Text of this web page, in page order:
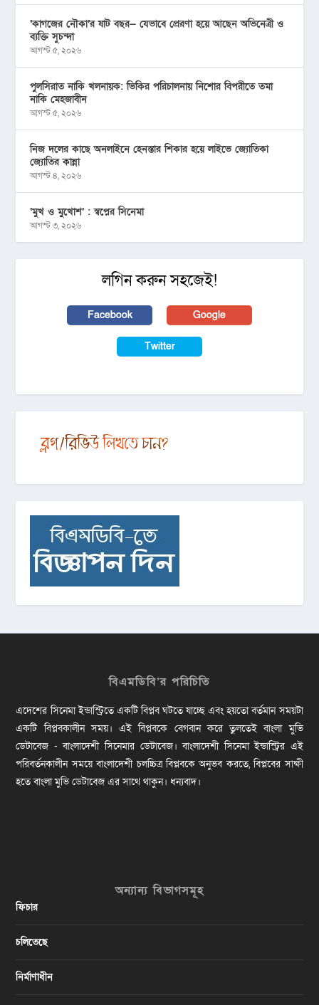
‘কাগজের নৌকা’র ষাট বছর— যেভাবে প্রেরণা হয়ে আছেন অভিনেত্রী ও
ব্যক্তি সুচন্দা
আগস্ট ৫, ২০২৬
পুলসিরাত নাকি খলনায়ক: ভিকির পরিচালনায় নিশোর বিপরীতে তমা
নাকি মেহজাবীন
আগস্ট ৫, ২০২৬
নিজ দলের কাছে অনলাইনে হেনস্তার শিকার হয়ে লাইভে জ্যোতিকা
জ্যোতির কান্না
আগস্ট ৪, ২০২৬
‘মুখ ও মু্খোশ’ : স্বপ্নের সিনেমা
আগস্ট ৩, ২০২৬
লগিন করুন সহজেই!
Facebook Google
Twitter
বিএমডিবি’র পরিচিতি
এদেশের সিনেমা ইন্ডাস্ট্রিতে একটি বিপ্লব ঘটতে যাচ্ছে এবং হয়তো বর্তমান সময়টা
একটি বিপ্লবকালীন সময়। এই বিপ্লবকে বেগবান করে তুলতেই বাংলা মুভি
ডেটাবেজ - বাংলাদেশী সিনেমার ডেটাবেজ। বাংলাদেশী সিনেমা ইন্ডাস্ট্রির এই
পরিবর্তনকালীন সময়ে বাংলাদেশী চলচ্চিত্র বিপ্লবকে অনুভব করতে, বিপ্লবের সাক্ষী
হতে বাংলা মুভি ডেটাবেজ এর সাথে থাকুন। ধন্যবাদ।
অন্যান্য বিভাগসমূহ
ফিচার
চলিতেছে
নির্মাণাধীন